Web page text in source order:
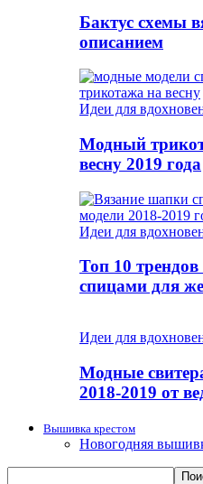
Бактус схемы
описанием
Идеи для
Модный
весну 2019 года
Идеи для
Топ 10
спицами для
Идеи для
Модные
2018-2019 от
Вышивка крестом
Новогодняя